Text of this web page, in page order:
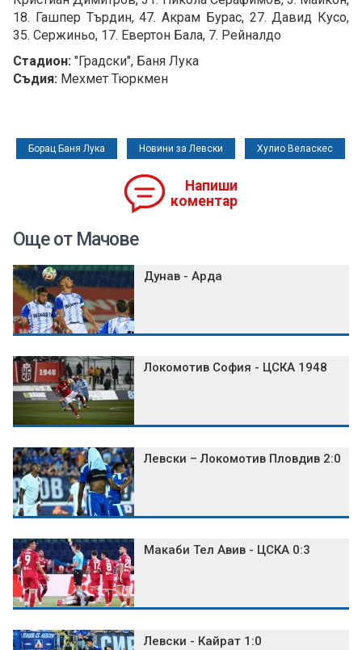
18. Гашпер Търдин, 47. Акрам Бурас, 27. Давид Кусо,
35. Сержиньо, 17. Евертон Бала, 7. Рейналдо
Стадион: "Градски", Баня Лука
Съдия: Мехмет Тюркмен
Борац Баня Лука Новини за Левски Хулио Веласкес
Напиши
коментар
Още от Мачове
Дунав - Арда
Локомотив София - ЦСКА 1948
Левски – Локомотив Пловдив 2:0
Макаби Тел Авив - ЦСКА 0:3
Левски - Кайрат 1:0